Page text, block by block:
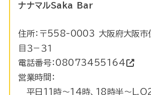
ナナマルSaka Bar
住所：〒558-0003 大阪府大阪市
目３−３１
電話番号：08073455164
営業時間：
平日11時〜14時、18時半～